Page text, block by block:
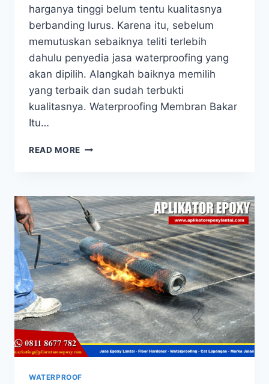
harganya tinggi belum tentu kualitasnya
berbanding lurus. Karena itu, sebelum
memutuskan sebaiknya teliti terlebih
dahulu penyedia jasa waterproofing yang
akan dipilih. Alangkah baiknya memilih
yang terbaik dan sudah terbukti
kualitasnya. Waterproofing Membran Bakar
Itu…
READ MORE
WATERPROOF